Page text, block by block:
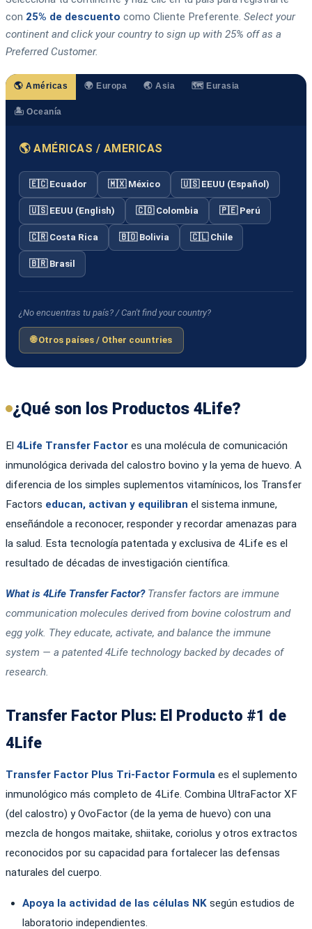
con 25% de descuento como Cliente Preferente. Select your
continent and click your country to sign up with 25% off as a
Preferred Customer.
🌎 Américas 🌍 Europa 🌏 Asia 🗺️ Eurasia
🏝️ Oceanía
🌎 AMÉRICAS / AMERICAS
🇪🇨 Ecuador 🇲🇽 México 🇺🇸 EEUU (Español)
🇺🇸 EEUU (English) 🇨🇴 Colombia 🇵🇪 Perú
🇨🇷 Costa Rica 🇧🇴 Bolivia 🇨🇱 Chile
🇧🇷 Brasil
¿No encuentras tu país? / Can't find your country?
🌐 Otros países / Other countries
¿Qué son los Productos 4Life?
El 4Life Transfer Factor es una molécula de comunicación
inmunológica derivada del calostro bovino y la yema de huevo. A
diferencia de los simples suplementos vitamínicos, los Transfer
Factors educan, activan y equilibran el sistema inmune,
enseñándole a reconocer, responder y recordar amenazas para
la salud. Esta tecnología patentada y exclusiva de 4Life es el
resultado de décadas de investigación científica.
What is 4Life Transfer Factor?Transfer factors are immune
communication molecules derived from bovine colostrum and
egg yolk. They educate, activate, and balance the immune
system — a patented 4Life technology backed by decades of
research.
Transfer Factor Plus: El Producto #1 de
4Life
Transfer Factor Plus Tri-Factor Formula es el suplemento
inmunológico más completo de 4Life. Combina UltraFactor XF
(del calostro) y OvoFactor (de la yema de huevo) con una
mezcla de hongos maitake, shiitake, coriolus y otros extractos
reconocidos por su capacidad para fortalecer las defensas
naturales del cuerpo.
Apoya la actividad de las células NK según estudios de
laboratorio independientes.